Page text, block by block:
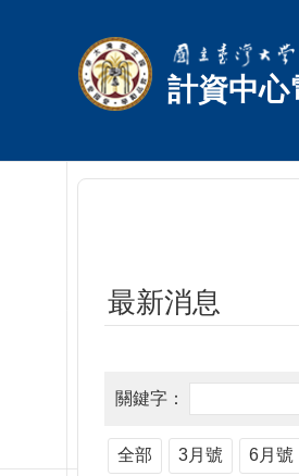
計資中
最新消息
全部 3月號 6月號